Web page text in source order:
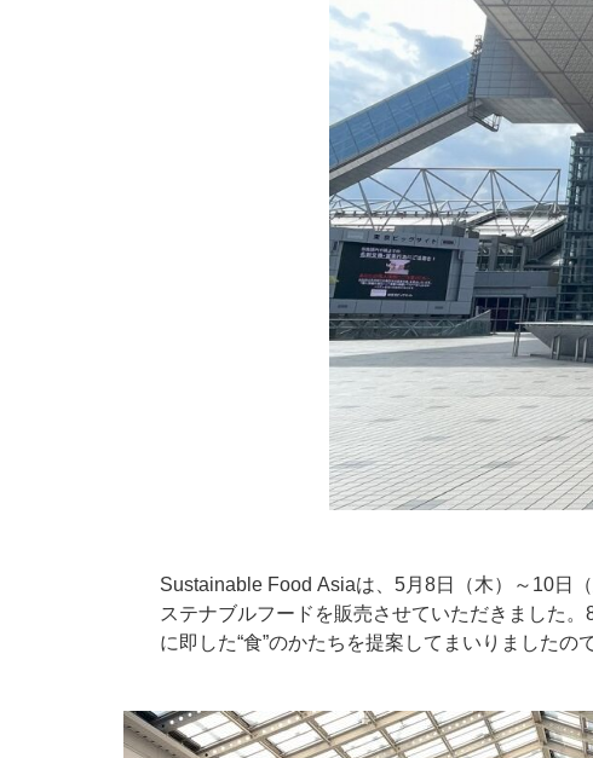
Sustainable Food Asiaは、5月8日（木）～10日
ステナブルフードを販売させていただきました
に即した“食”のかたちを提案してまいりましたの